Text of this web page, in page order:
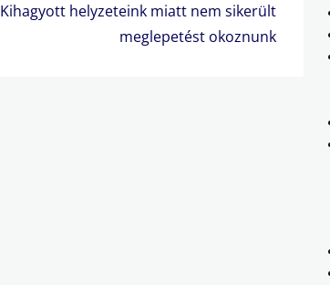
Kihagyott helyzeteink miatt nem sikerült
meglepetést okoznunk